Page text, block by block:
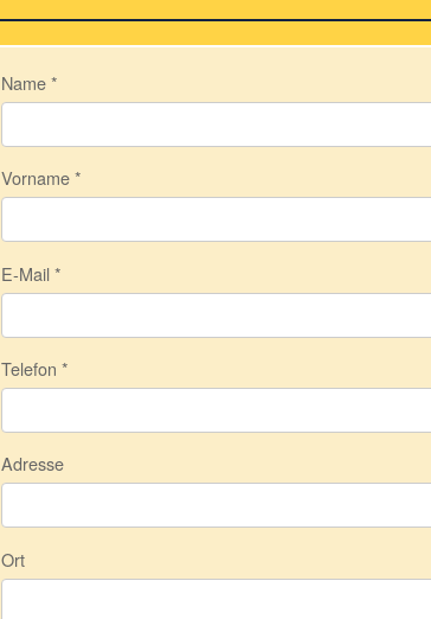
Name*
Vorname*
E-Mail*
Telefon *
Adresse
Ort